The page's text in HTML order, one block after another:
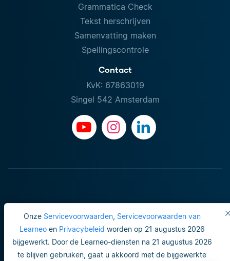
Onze Servicevoorwaarden, Servicevoorwaarden van
Learneoen Privacybeleid worden op 21 augustus 2026
bijgewerkt. Door de Learneo-diensten na 21 augustus 2026
te blijven gebruiken, gaat u akkoord met de bijgewerkte
Grammatica Check
Tekst herschrijven
Samenvatting maken
Spellingscontrole
Contact
KvK: 67863019
Singel 542 Amsterdam
Gebruiksvoorwaarden